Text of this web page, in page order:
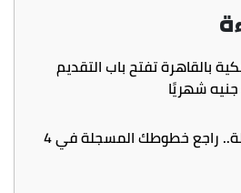
بالقاهرة تفتح باب التقديم
قبل ما تقع في مشكلة.. راجع خطوطك المسجلة في 4